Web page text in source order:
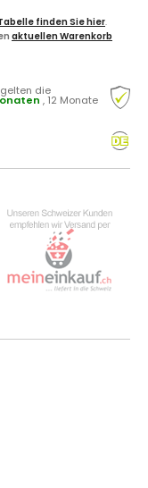
finden Sie hier.
aktuellen Warenkorb
gelten die
, 12 Monate